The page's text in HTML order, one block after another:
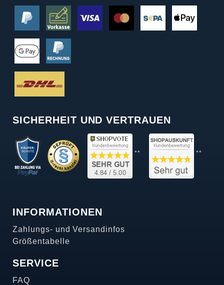
SICHERHEIT UND VERTRAUEN
** **
INFORMATIONEN
Zahlungs- und Versandinfos
Größentabelle
SERVICE
FAQ